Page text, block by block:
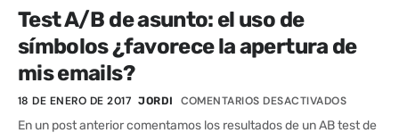
Test A/B de asunto: el uso de
símbolos ¿favorece la apertura de
mis emails?
18 DE ENERO DE 2017 JORDI COMENTARIOS DESACTIVADOS
En un post anterior comentamos los resultados de un AB test de